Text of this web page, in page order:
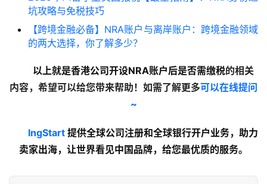
坑攻略与免税技巧
【跨境金融必备】NRA账户与离岸账户：跨境金融领域
的两大选择，你了解多少？
以上就是香港公司开设NRA账户后是否需缴税的相关
内容，希望可以给您带来帮助！如需了解更多可以在线提问
~
lngStart 提供全球公司注册和全球银行开户业务，助力
卖家出海，让世界看见中国品牌，给您最优质的服务。